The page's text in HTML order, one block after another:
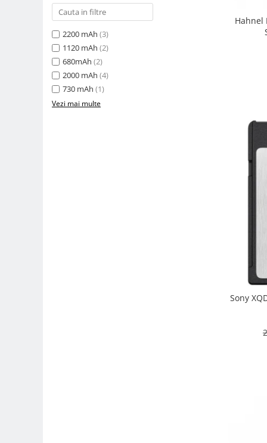
Stabilizatoare (Gimbal) / Steady
Huse Protectie / Ploaie camere
Accesorii diverse pt camere video
Camere Video Cinematice
2200 mAh (3)
1120 mAh (2)
680mAh (2)
2000 mAh (4)
730 mAh (1)
Vezi mai multe
Hahnel
Sony